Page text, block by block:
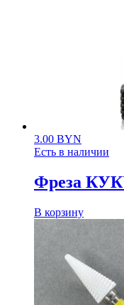
3.00 BYN
Есть в наличии
Фреза
В корзину